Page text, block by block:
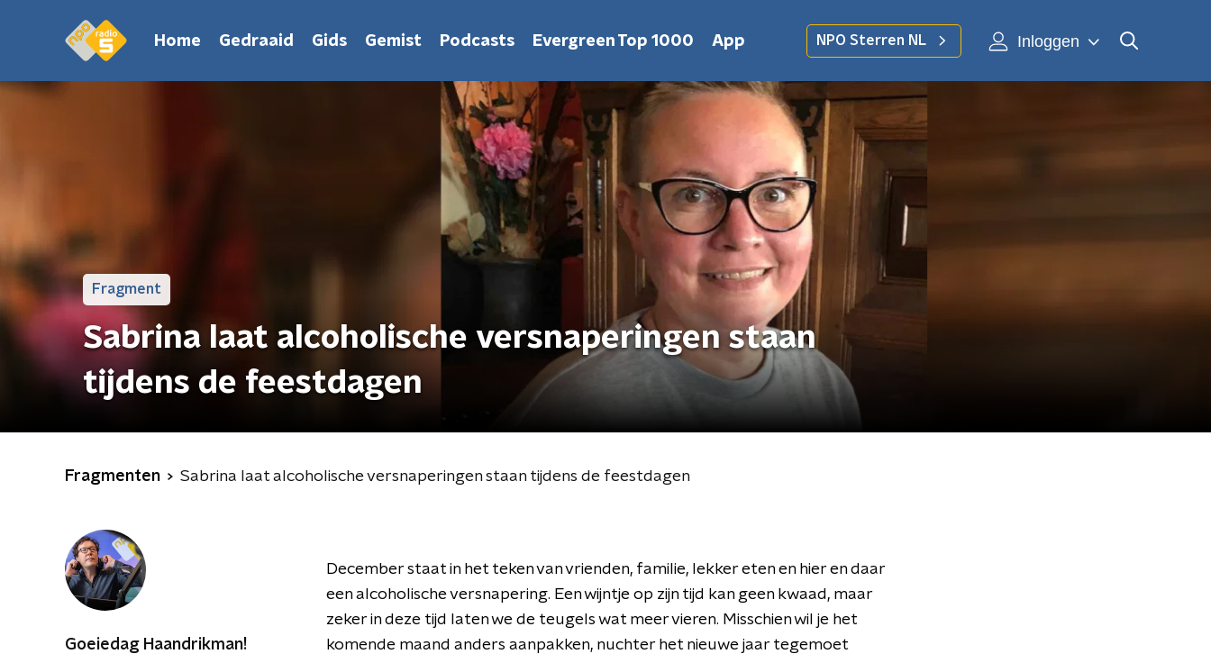
Home Gedraaid Gids Gemist Podcasts Evergreen Top 1000 App NPO Sterren NL Inloggen
Fragment
Sabrina laat alcoholische versnaperingen staan
tijdens de feestdagen
Fragmenten Sabrina laat alcoholische versnaperingen staan tijdens de feestdagen
Goeiedag Haandrikman!
December staat in het teken van vrienden, familie, lekker eten en hier en daar
een alcoholische versnapering. Een wijntje op zijn tijd kan geen kwaad, maar
zeker in deze tijd laten we de teugels wat meer vieren. Misschien wil je het
komende maand anders aanpakken, nuchter het nieuwe jaar tegemoet